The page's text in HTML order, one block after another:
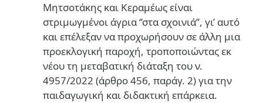
Μητσοτάκης και Κεραμέως είναι
στριμωγμένοι άγρια ‘’στα σχοινιά’’, γι’ αυτό
και επέλεξαν να προχωρήσουν σε άλλη μια
προεκλογική παροχή, τροποποιώντας εκ
νέου τη μεταβατική διάταξη του ν.
4957/2022 (άρθρο 456, παράγ. 2) για την
παιδαγωγική και διδακτική επάρκεια.